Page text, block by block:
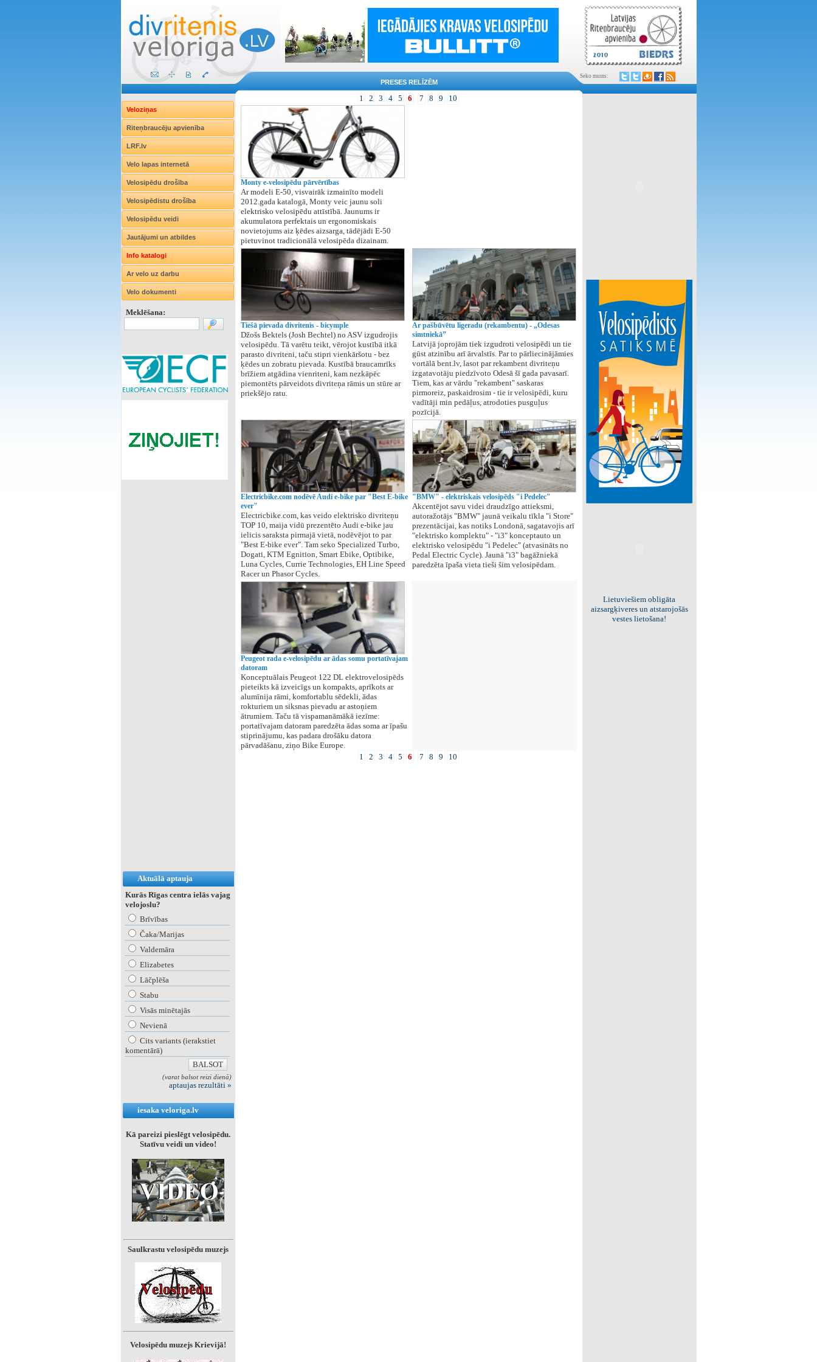
PRESES RELĪZĒM
Seko mums:
Veloziņas
Riteņbraucēju apvienība
LRF.lv
Velo lapas internetā
Velosipēdu drošība
Velosipēdistu drošība
Velosipēdu veidi
Jautājumi un atbildes
Info katalogi
Ar velo uz darbu
Velo dokumenti
Meklēšana:
Aktuālā aptauja
Kurās Rīgas centra ielās vajag
velojoslu?
Brīvības
Čaka/Marijas
Valdemāra
Elizabetes
Lāčplēša
Stabu
Visās minētajās
Nevienā
Cits variants (ierakstiet
komentārā)
(varat balsot reizi dienā)
aptaujas rezultāti »
iesaka veloriga.lv
Kā pareizi pieslēgt velosipēdu.
Statīvu veidi un video!
Saulkrastu velosipēdu muzejs
Velosipēdu muzejs Krievijā!
1 2 3 4 5 6 7 8 9 10
Monty e-velosipēdu pārvērtības
Ar modeli E-50, visvairāk izmainīto modeli
2012.gada katalogā, Monty veic jaunu soli
elektrisko velosipēdu attīstībā. Jaunums ir
akumulatora perfektais un ergonomiskais
novietojums aiz ķēdes aizsarga, tādējādi E-50
pietuvinot tradicionālā velosipēda dizainam.
Tiešā pievada divritenis - bicymple
Džošs Bektels (Josh Bechtel) no ASV izgudrojis
velosipēdu. Tā varētu teikt, vērojot kustībā itkā
parasto divriteni, taču stipri vienkāršotu - bez
ķēdes un zobratu pievada. Kustībā braucamrīks
brīžiem atgādina vienriteni, kam nezkāpēc
piemontēts pārveidots divriteņa rāmis un stūre ar
priekšējo ratu.
Ar pašbūvētu ligeradu (rekambentu) - „Odesas
simtniekā”
Latvijā joprojām tiek izgudroti velosipēdi un tie
gūst atzinību arī ārvalstīs. Par to pārliecinājāmies
vortālā bent.lv, lasot par rekambent divriteņu
izgatavotāju piedzīvoto Odesā šī gada pavasarī.
Tiem, kas ar vārdu "rekambent" saskaras
pirmoreiz, paskaidrosim - tie ir velosipēdi, kuru
vadītāji min pedāļus, atrodoties pusguļus
pozīcijā.
Electricbike.com nodēvē Audi e-bike par "Best E-bike
ever"
Electricbike.com, kas veido elektrisko divriteņu
TOP 10, maija vidū prezentēto Audi e-bike jau
ielicis saraksta pirmajā vietā, nodēvējot to par
"Best E-bike ever". Tam seko Specialized Turbo,
Dogati, KTM Egnition, Smart Ebike, Optibike,
Luna Cycles, Currie Technologies, EH Line Speed
Racer un Phasor Cycles.
"BMW" - elektriskais velosipēds "i Pedelec"
Akcentējot savu videi draudzīgo attieksmi,
autoražotājs "BMW" jaunā veikalu tīkla "i Store"
prezentācijai, kas notiks Londonā, sagatavojis arī
"elektrisko komplektu" - "i3" konceptauto un
elektrisko velosipēdu "i Pedelec" (atvasināts no
Pedal Electric Cycle). Jaunā "i3" bagāžniekā
paredzēta īpaša vieta tieši šim velosipēdam.
Peugeot rada e-velosipēdu ar ādas somu portatīvajam
datoram
Konceptuālais Peugeot 122 DL elektrovelosipēds
pieteikts kā izveicīgs un kompakts, aprīkots ar
alumīnija rāmi, komfortablu sēdekli, ādas
rokturiem un siksnas pievadu ar astoņiem
ātrumiem. Taču tā vispamanāmākā iezīme:
portatīvajam datoram paredzēta ādas soma ar īpašu
stiprinājumu, kas padara drošāku datora
pārvadāšanu, ziņo Bike Europe.
1
2 3 4 5 6 7 8 9 10
Viss par "Kritisko masu"!
Kolekcionējam saites uz resursiem
internetā!